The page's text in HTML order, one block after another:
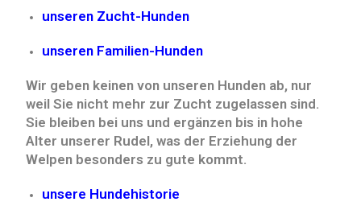
unseren Zucht-Hunden
unseren Familien-Hunden
Wir geben keinen von unseren Hunden ab, nur
weil Sie nicht mehr zur Zucht zugelassen sind.
Sie bleiben bei uns und ergänzen bis in hohe
Alter unserer Rudel, was der Erziehung der
Welpen besonders zu gute kommt.
unsere Hundehistorie